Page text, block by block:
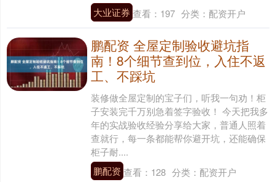
大业证券 查看： 197 分类： 配资开户
鹏配资 全屋定制验收避坑指
南！8个细节查到位，入住不返
工、不踩坑
装修做全屋定制的宝子们，听我一句劝！柜
子安装完千万别急着签字验收！ 今天把我多
年的实战验收经验分享给大家，普通人照着
查就行，每一条都能帮你避开坑，还能确保
柜子耐....
鹏配资 查看： 128 分类： 配资开户